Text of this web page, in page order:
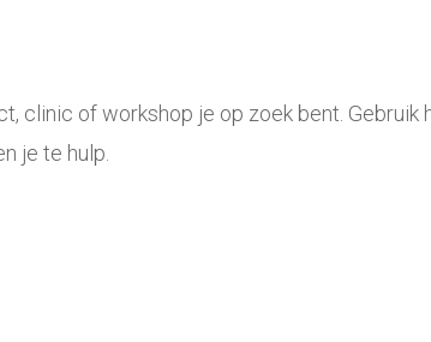
clinic of workshop je op zoek bent.
je te hulp.